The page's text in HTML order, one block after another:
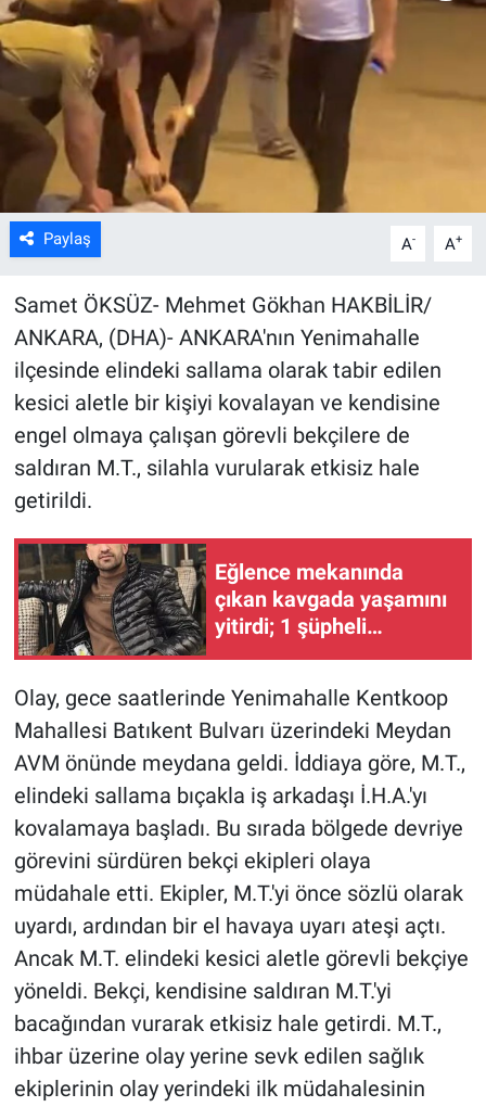
Paylaş A- A+
Samet ÖKSÜZ- Mehmet Gökhan HAKBİLİR/
ANKARA, (DHA)- ANKARA'nın Yenimahalle
ilçesinde elindeki sallama olarak tabir edilen
kesici aletle bir kişiyi kovalayan ve kendisine
engel olmaya çalışan görevli bekçilere de
saldıran M.T., silahla vurularak etkisiz hale
getirildi.
Eğlence mekanında
çıkan kavgada yaşamını
yitirdi; 1 şüpheli
tutuklandı / YENİDEN
Olay, gece saatlerinde Yenimahalle Kentkoop
Mahallesi Batıkent Bulvarı üzerindeki Meydan
AVM önünde meydana geldi. İddiaya göre, M.T.,
elindeki sallama bıçakla iş arkadaşı İ.H.A.'yı
kovalamaya başladı. Bu sırada bölgede devriye
görevini sürdüren bekçi ekipleri olaya
müdahale etti. Ekipler, M.T.'yi önce sözlü olarak
uyardı, ardından bir el havaya uyarı ateşi açtı.
Ancak M.T. elindeki kesici aletle görevli bekçiye
yöneldi. Bekçi, kendisine saldıran M.T.'yi
bacağından vurarak etkisiz hale getirdi. M.T.,
ihbar üzerine olay yerine sevk edilen sağlık
ekiplerinin olay yerindeki ilk müdahalesinin
Kültür Sanat
Bilim ve Teknoloji
Genel